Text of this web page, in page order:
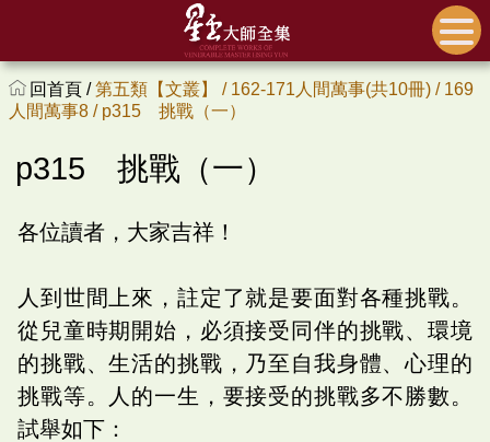
回首頁 /第五類【文叢】 / 162-171人間萬事(共10冊) / 169
人間萬事8 / p315 挑戰（一）
p315 挑戰（一）
各位讀者，大家吉祥！
人到世間上來，註定了就是要面對各種挑戰。
從兒童時期開始，必須接受同伴的挑戰、環境
的挑戰、生活的挑戰，乃至自我身體、心理的
挑戰等。人的一生，要接受的挑戰多不勝數。
試舉如下：